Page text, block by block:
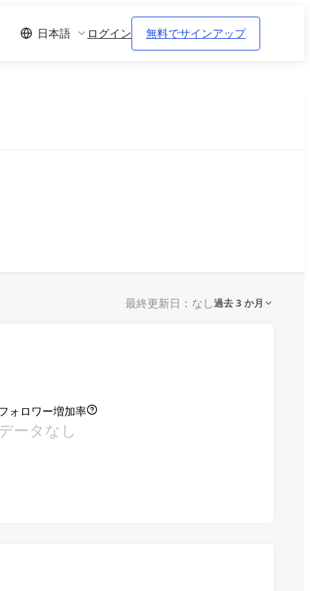
日本語 ログイン 無料でサインアップ
最終更新日：なし過去 3 か月
ォロワー増加率
ータなし